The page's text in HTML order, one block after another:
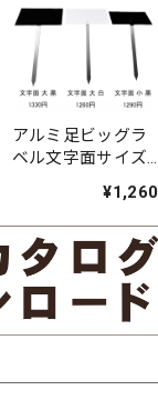
アルミ足ビッグラ
ベル文字面サイズ
¥1,260